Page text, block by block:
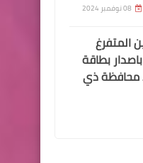
08 نوفمبر 2024
المتفرغ
بطاقة
محافظة ذي